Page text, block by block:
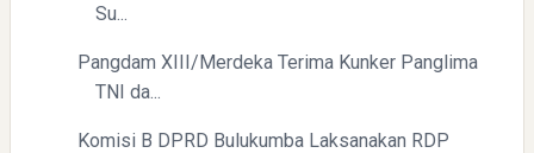
Su...
Pangdam XIII/Merdeka Terima Kunker Panglima
TNI da...
Komisi B DPRD Bulukumba Laksanakan RDP